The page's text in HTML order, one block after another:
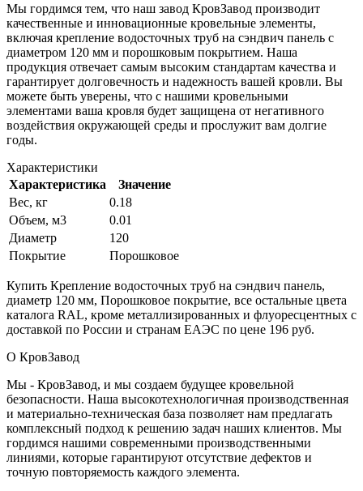
Мы гордимся тем, что наш завод КровЗавод производит
качественные и инновационные кровельные элементы,
включая крепление водосточных труб на сэндвич панель с
диаметром 120 мм и порошковым покрытием. Наша
продукция отвечает самым высоким стандартам качества и
гарантирует долговечность и надежность вашей кровли. Вы
можете быть уверены, что с нашими кровельными
элементами ваша кровля будет защищена от негативного
воздействия окружающей среды и прослужит вам долгие
годы.
Характеристики
Характеристика
Значение
Вес, кг
0.18
Объем, м3
0.01
Диаметр
120
Покрытие
Порошковое
Купить Крепление водосточных труб на сэндвич панель,
диаметр 120 мм, Порошковое покрытие, все остальные цвета
каталога RAL, кроме металлизированных и флуоресцентных с
доставкой по России и странам ЕАЭС по цене 196 руб.
О КровЗавод
Мы - КровЗавод, и мы создаем будущее кровельной
безопасности. Наша высокотехнологичная производственная
и материально-техническая база позволяет нам предлагать
комплексный подход к решению задач наших клиентов. Мы
гордимся нашими современными производственными
линиями, которые гарантируют отсутствие дефектов и
точную повторяемость каждого элемента.